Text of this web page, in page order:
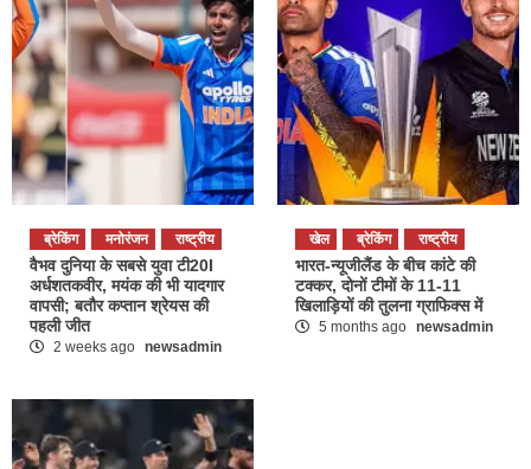
ब्रेकिंग मनोरंजन राष्ट्रीय
वैभव दुनिया के सबसे युवा टी20I
अर्धशतकवीर, मयंक की भी यादगार
वापसी; बतौर कप्तान श्रेयस की
पहली जीत
2 weeks ago newsadmin
खेल ब्रेकिंग राष्ट्रीय
भारत-न्यूजीलैंड के बीच कांटे की
टक्कर, दोनों टीमों के 11-11
खिलाड़ियों की तुलना ग्राफिक्स में
5 months ago newsadmin